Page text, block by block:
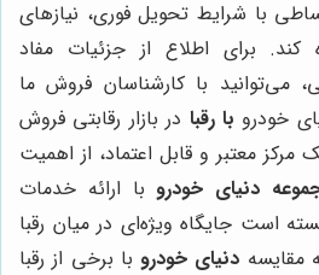
با شرایط تحویل فوری، نیازهای
کند. برای اطلاع از جزئیات مفاد
می‌توانید با کارشناسان فروش ما
خودرو با رقبا در بازار رقابتی فروش
معتبر و قابل اعتماد، از اهمیت
دنیای خودروبا ارائه خدمات
است جایگاه ویژه‌ای در میان رقبا
مقایسه دنیای خودرو با برخی از رقبا